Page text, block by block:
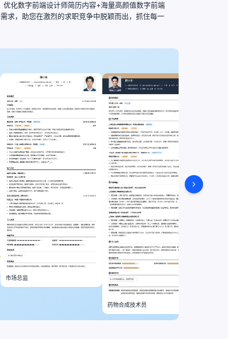
化数字前端设计师简历内容+海量高颜值数字前端
求，助您在激烈的求职竞争中脱颖而出，抓住每一
市场总监
药物合成技术员